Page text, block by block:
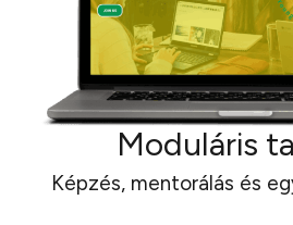
Moduláris
Képzés, mentorálás és